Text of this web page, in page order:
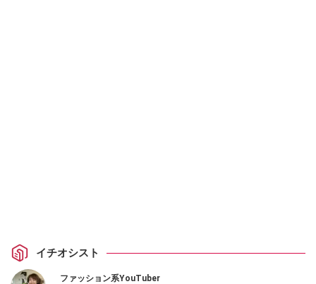
イチオシスト
ファッション系YouTuber